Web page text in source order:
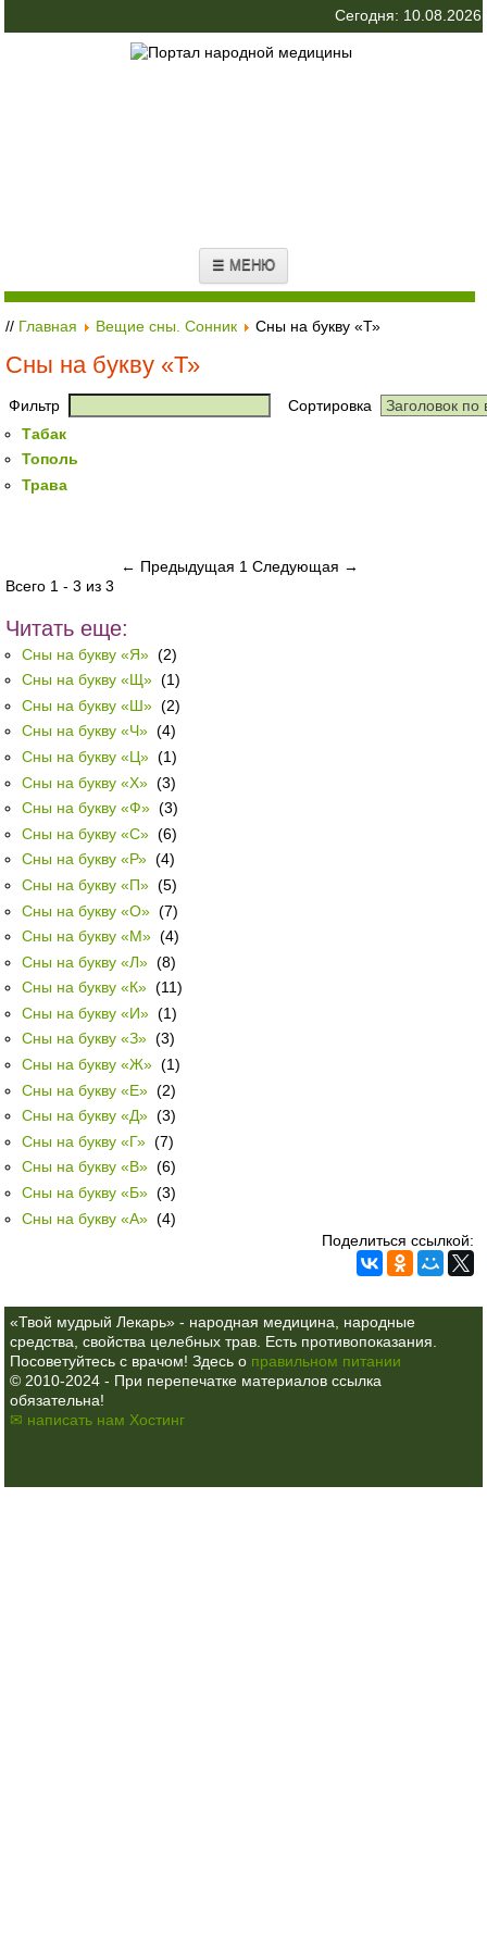
Сегодня: 10.08.2026
☰ МЕНЮ
// Главная Вещие сны. Сонник Сны на букву «Т»
Сны на букву «Т»
Фильтр
Сортировка
Табак
Тополь
Трава
← Предыдущая 1 Следующая →
Всего 1 - 3 из 3
Читать еще:
Сны на букву «Я» (2)
Сны на букву «Щ» (1)
Сны на букву «Ш» (2)
Сны на букву «Ч» (4)
Сны на букву «Ц» (1)
Сны на букву «Х» (3)
Сны на букву «Ф» (3)
Сны на букву «С» (6)
Сны на букву «Р» (4)
Сны на букву «П» (5)
Сны на букву «О» (7)
Сны на букву «М» (4)
Сны на букву «Л» (8)
Сны на букву «К» (11)
Сны на букву «И» (1)
Сны на букву «З» (3)
Сны на букву «Ж» (1)
Сны на букву «Е» (2)
Сны на букву «Д» (3)
Сны на букву «Г» (7)
Сны на букву «В» (6)
Сны на букву «Б» (3)
Сны на букву «А» (4)
Поделиться ссылкой:
«Твой мудрый Лекарь» - народная медицина, народные
средства, свойства целебных трав. Есть противопоказания.
Посоветуйтесь с врачом! Здесь о правильном питании
© 2010-2024 - При перепечатке материалов ссылка
обязательна!
✉ написать нам Хостинг